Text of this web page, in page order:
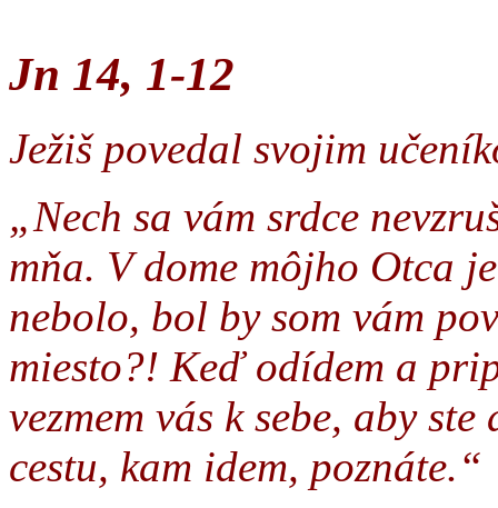
Jn 14, 1-12
Ježiš povedal svojim
„Nech sa vám srdce
mňa. V dome môjho Otca
nebolo, bol by som vám
miesto?! Keď odídem a
vezmem vás k sebe, aby
cestu, kam idem, poznáte.“